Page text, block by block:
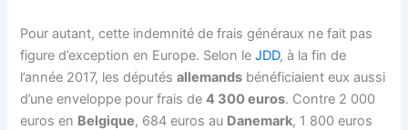
Pour autant, cette indemnité de frais généraux ne fait pas
figure d’exception en Europe. Selon leJDD, à la fin de
l’année 2017, les députésallemands bénéficiaient eux aussi
d’une enveloppe pour frais de4 300 euros. Contre 2 000
euros en Belgique, 684 euros au Danemark, 1 800 euros